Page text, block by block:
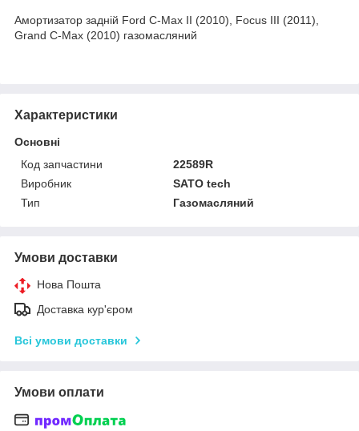
Амортизатор задній Ford C-Max II (2010), Focus III (2011),
Grand C-Max (2010) газомасляний
Характеристики
Основні
Код запчастини
22589R
Виробник
SATO tech
Тип
Газомасляний
Умови доставки
Нова Пошта
Доставка кур'єром
Всі умови доставки
Умови оплати